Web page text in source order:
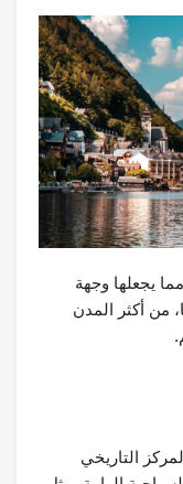
يجعلها وجهة
من أكثر المدن
التاريخي